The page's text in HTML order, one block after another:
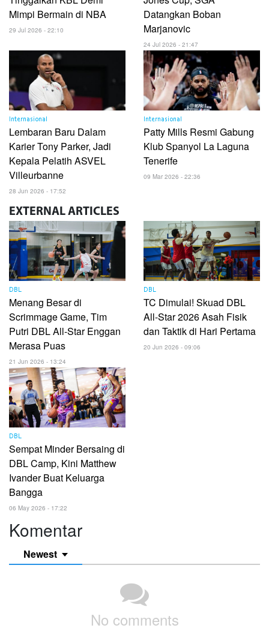
Mimpi Bermain di NBA
29 Jul 2026 - 22:10
Datangkan Boban
Marjanovic
24 Jul 2026 - 21:47
Internasional
Lembaran Baru Dalam
Karier Tony Parker, Jadi
Kepala Pelatih ASVEL
Villeurbanne
28 Jun 2026 - 17:52
Internasional
Patty Mills Resmi Gabung
Klub Spanyol La Laguna
Tenerife
09 Mar 2026 - 22:36
EXTERNAL ARTICLES
DBL
Menang Besar di
Scrimmage Game, Tim
Putri DBL All-Star Enggan
Merasa Puas
21 Jun 2026 - 13:24
DBL
TC Dimulai! Skuad DBL
All-Star 2026 Asah Fisik
dan Taktik di Hari Pertama
20 Jun 2026 - 09:06
DBL
Sempat Minder Bersaing di
DBL Camp, Kini Matthew
Ivander Buat Keluarga
Bangga
06 May 2026 - 17:22
Komentar
Newest
No comments